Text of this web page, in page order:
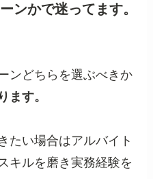
ンかで迷ってます。
ンどちらを選ぶべきか
ます。
たい場合はアルバイト
キルを磨き実務経験を